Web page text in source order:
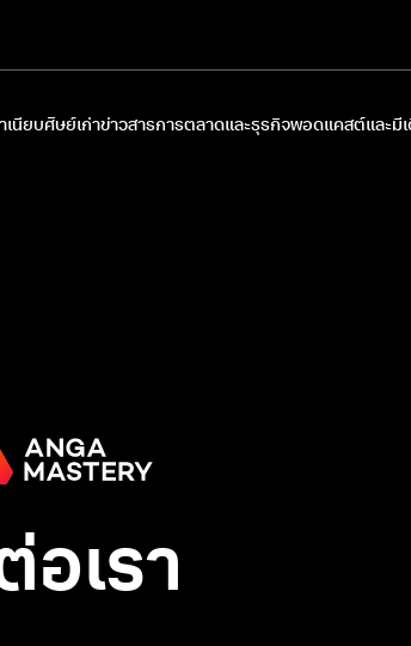
เนียบศิษย์เก่าข่าวสารการตลาดและธุรกิจพอดแคสต์และมีเ
เรา